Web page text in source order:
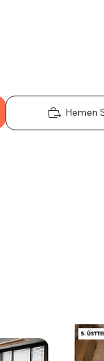
mükemmel bir
Hemen